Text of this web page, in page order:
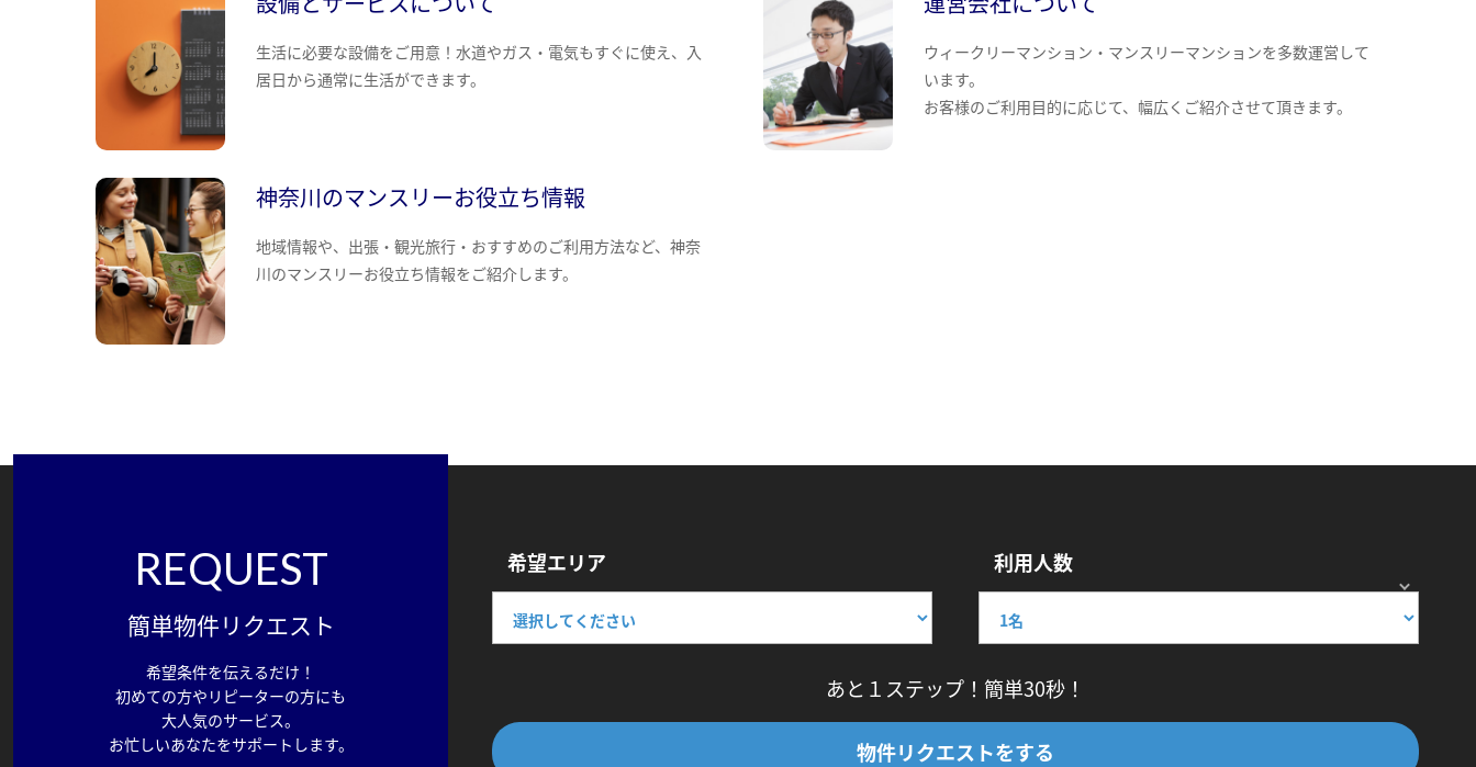
生活に必要な設備をご用意！水道やガス・電気もすぐに使え、入
居日から通常に生活ができます。
ウィークリーマンション・マンスリーマンションを多数運営して
います。
お客様のご利用目的に応じて、幅広くご紹介させて頂きます。
神奈川のマンスリーお役立ち情報
地域情報や、出張・観光旅行・おすすめのご利用方法など、神奈
川のマンスリーお役立ち情報をご紹介します。
REQUEST
簡単物件リクエスト
希望条件を伝えるだけ！
初めての方やリピーターの方にも
大人気のサービス。
お忙しいあなたをサポートします。
希望エリア 利用人数
あと１ステップ！簡単30秒！
物件リクエストをする